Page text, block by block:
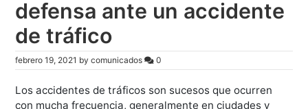
defensa ante un accidente
de tráfico
febrero 19, 2021 bycomunicados 0
Los accidentes de tráficos son sucesos que ocurren
con mucha frecuencia, generalmente en ciudades y